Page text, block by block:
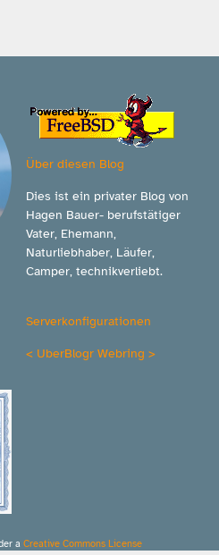
Über diesen Blog
Dies ist ein privater Blog von
Hagen Bauer- berufstätiger
Vater, Ehemann,
Naturliebhaber, Läufer,
Camper, technikverliebt.
Serverkonfigurationen
< UberBlogr Webring >
a Creative Commons License